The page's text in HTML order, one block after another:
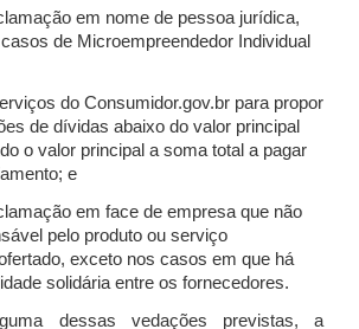
em nome de pessoa jurídica,
de Microempreendedor Individual
do Consumidor.gov.br para propor
de dívidas abaixo do valor principal
o valor principal a soma total a pagar
e
em face de empresa que não
pelo produto ou serviço
exceto nos casos em que há
solidária entre os fornecedores.
dessas vedações previstas, a